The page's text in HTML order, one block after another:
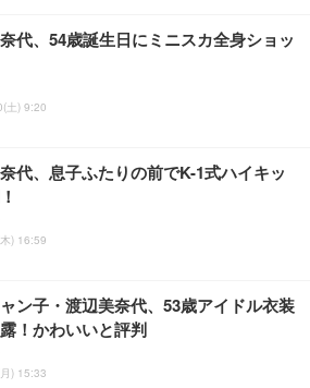
代、54歳誕生日にミニスカ全身ショッ
土) 9:20
代、息子ふたりの前でK-1式ハイキッ
) 16:59
ン子・渡辺美奈代、53歳アイドル衣装
！かわいいと評判
) 15:33